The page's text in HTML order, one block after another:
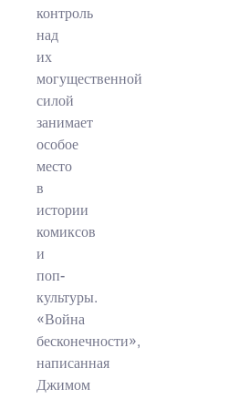
контроль
над
их
могущественной
силой
занимает
особое
место
в
истории
комиксов
и
поп-
культуры.
«Война
бесконечности»,
написанная
Джимом